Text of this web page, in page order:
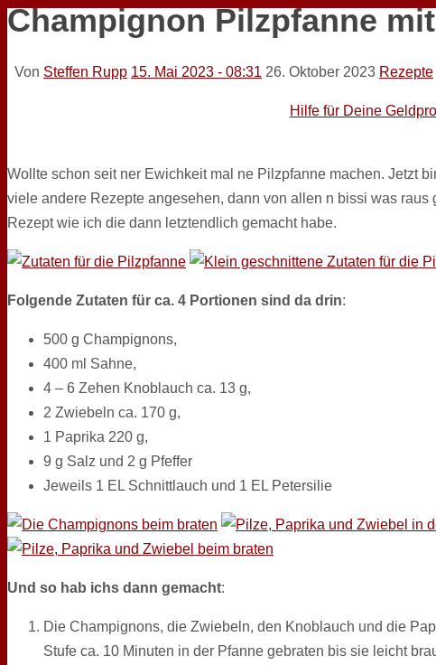
Champignon Pilzpfanne
Von Steffen Rupp 15. Mai 2023 - 08:31 26. Oktober 2023 Rezepte
Hilfe für Deine
Wollte schon seit ner Ewichkeit mal ne Pilzpfanne machen. Jetzt
viele andere Rezepte angesehen, dann von allen n bissi was
Rezept wie ich die dann letztendlich gemacht habe.
Folgende Zutaten für ca. 4 Portionen sind da drin:
500 g Champignons,
400 ml Sahne,
4 – 6 Zehen Knoblauch ca. 13 g,
2 Zwiebeln ca. 170 g,
1 Paprika 220 g,
9 g Salz und 2 g Pfeffer
Jeweils 1 EL Schnittlauch und 1 EL Petersilie
Und so hab ichs dann gemacht:
Die Champignons, die Zwiebeln, den Knoblauch und die
Stufe ca. 10 Minuten in der Pfanne gebraten bis sie leicht